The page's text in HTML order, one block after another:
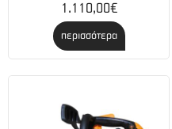
1.110,00€
περισσότερα